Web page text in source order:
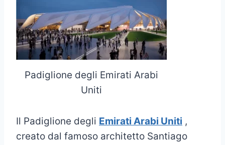
Padiglione degli Emirati Arabi
Uniti
Il Padiglione degli Emirati Arabi Uniti ,
creato dal famoso architetto Santiago